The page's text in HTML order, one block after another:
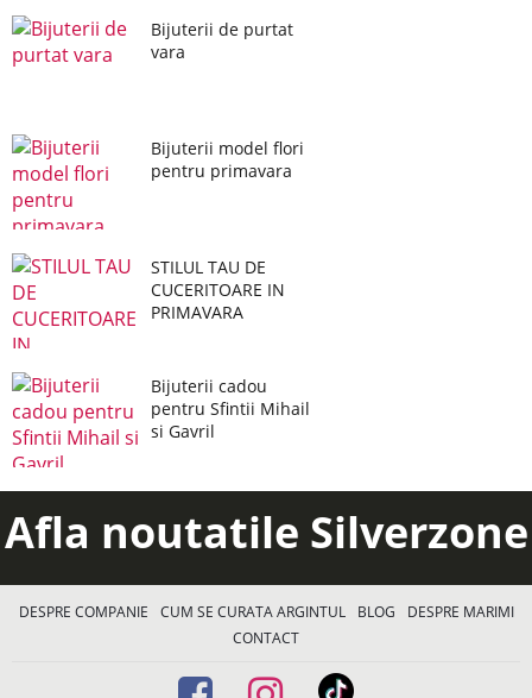
Bijuterii de purtat
vara
Bijuterii model flori
pentru primavara
STILUL TAU DE
CUCERITOARE IN
PRIMAVARA
Bijuterii cadou
pentru Sfintii Mihail
si Gavril
Afla noutatile Silverzone
DESPRE COMPANIE CUM SE CURATA ARGINTUL BLOG
DESPRE MARIMI
CONTACT